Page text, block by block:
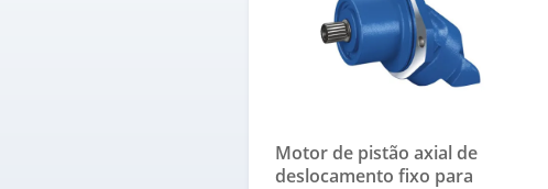
Motor de pistão axial de
deslocamento fixo para